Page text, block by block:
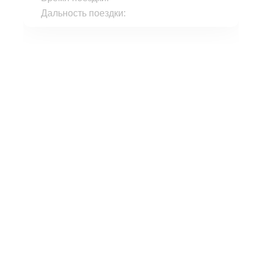
Дальность поездки: